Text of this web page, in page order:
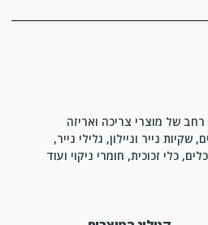
רחב של מוצרי צריכה ואריזה
נייר וניילון, גלילי נייר,
כלי זכוכית, חומרי ניקוי ועוד